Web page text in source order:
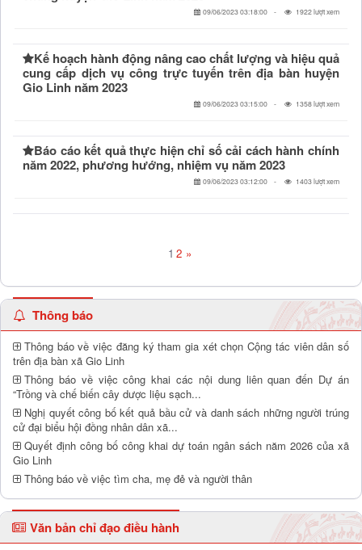
09/06/2023 03:18:00 1922 lượt xem
Kế hoạch hành động nâng cao chất lượng và hiệu quả
cung cấp dịch vụ công trực tuyến trên địa bàn huyện
Gio Linh năm 2023
09/06/2023 03:15:00 1358 lượt xem
Báo cáo kết quả thực hiện chỉ số cải cách hành chính
năm 2022, phương hướng, nhiệm vụ năm 2023
09/06/2023 03:12:00 1403 lượt xem
1 2 »
Thông báo
Thông báo về việc đăng ký tham gia xét chọn Cộng tác viên dân số
trên địa bàn xã Gio Linh
Thông báo về việc công khai các nội dung liên quan đến Dự án
“Trồng và chế biến cây dược liệu sạch...
Nghị quyết công bố kết quả bầu cử và danh sách những người trúng
cử đại biểu hội đồng nhân dân xã...
Quyết định công bố công khai dự toán ngân sách năm 2026 của xã
Gio Linh
Thông báo về việc tìm cha, mẹ đẻ và người thân
Văn bản chỉ đạo điều hành